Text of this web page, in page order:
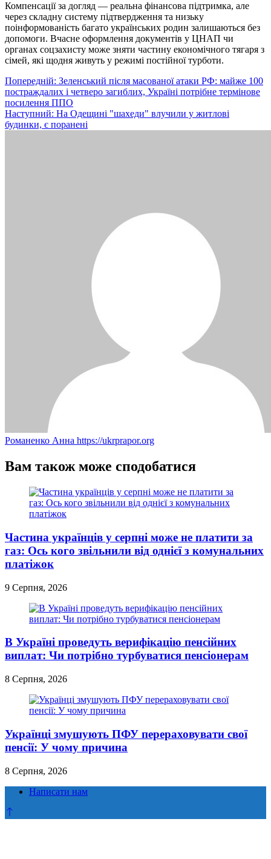
Компенсації за догляд — реальна фінансова підтримка, але
через складну систему підтвердження та низьку
поінформованість багато українських родин залишаються без
допомоги. Вчасне оформлення документів у ЦНАП чи
органах соцзахисту може зняти частину економічного тягаря з
сімей, які щодня живуть у режимі постійної турботи.
Навігація
записів
Попередній: Зеленський після масованої атаки РФ: майже 100
постраждалих і четверо загиблих, Україні потрібне термінове
посилення ППО
Наступний: На Одещині "шахеди" влучили у житлові
будинки, є поранені
Романенко Анна https://ukrprapor.org
Вам також може сподобатися
Частина українців у серпні може не платити за
газ: Ось кого звільнили від однієї з комунальних
платіжок
9 Серпня, 2026
В Україні проведуть верифікацію пенсійних
виплат: Чи потрібно турбуватися пенсіонерам
8 Серпня, 2026
Українці змушують ПФУ перераховувати свої
пенсії: У чому причина
8 Серпня, 2026
Написати нам
Прокрутка
до